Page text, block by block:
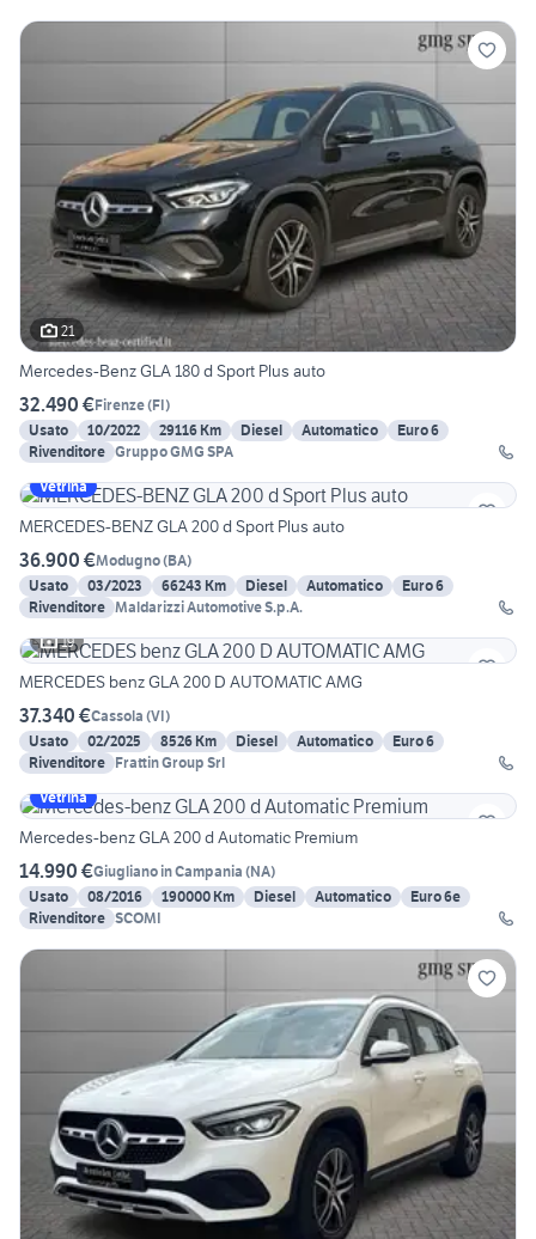
21
Mercedes-Benz GLA 180 d Sport Plus auto
32.490 €Firenze(FI)
Usato
10/2022 29116 Km Diesel Automatico
Euro 6
Rivenditore Gruppo GMG SPA
Vetrina
MERCEDES-BENZ GLA 200 d Sport Plus auto
36.900 €Modugno(BA)
Usato
03/2023 66243 Km Diesel Automatico
Euro 6
Rivenditore Maldarizzi Automotive S.p.A.
19
MERCEDES benz GLA 200 D AUTOMATIC AMG
37.340 €Cassola (VI)
Usato
02/2025 8526 Km Diesel Automatico
Euro 6
Rivenditore Frattin Group Srl
Vetrina
Mercedes-benz GLA 200 d Automatic Premium
14.990 €Giugliano in Campania (NA)
Usato
08/2016 190000 Km Diesel Automatico
Euro 6e
Rivenditore SCOMI